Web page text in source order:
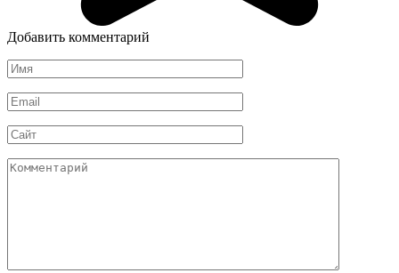
Добавить комментарий
Имя
*
Email
*
Сайт
Комментарий